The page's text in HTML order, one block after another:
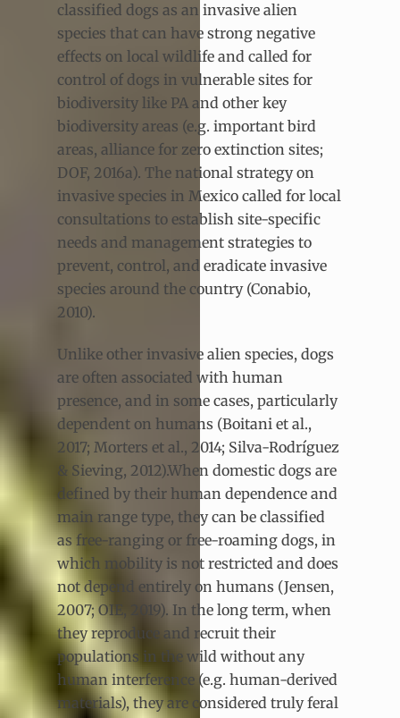
classified dogs as an invasive alien
species that can have strong negative
effects on local wildlife and called for
control of dogs in vulnerable sites for
biodiversity like PA and other key
biodiversity areas (e.g. important bird
areas, alliance for zero extinction sites;
DOF, 2016a). The national strategy on
invasive species in Mexico called for local
consultations to establish site-specific
needs and management strategies to
prevent, control, and eradicate invasive
species around the country (Conabio,
2010).
Unlike other invasive alien species, dogs
are often associated with human
presence, and in some cases, particularly
dependent on humans (Boitani et al.,
2017; Morters et al., 2014; Silva-Rodríguez
& Sieving, 2012).When domestic dogs are
defined by their human dependence and
main range type, they can be classified
as free-ranging or free-roaming dogs, in
which mobility is not restricted and does
not depend entirely on humans (Jensen,
2007; OIE, 2019). In the long term, when
they reproduce and recruit their
populations in the wild without any
human interference (e.g. human-derived
materials), they are considered truly feral